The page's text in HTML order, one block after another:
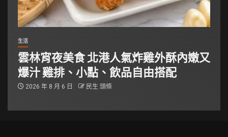
生活
雲林宵夜美食 北港人氣炸雞外酥內嫩又
爆汁 雞排、小點、飲品自由搭配
2026 年 8 月 6 日 民生 頭條